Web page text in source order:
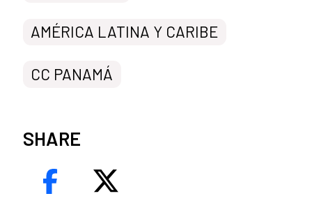
AMÉRICA LATINA Y CARIBE
CC PANAMÁ
SHARE